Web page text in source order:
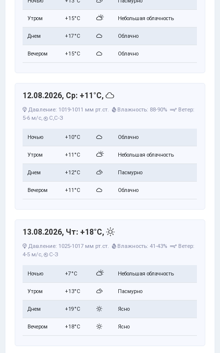
Утром +15°C Небольшая облачность
Днем +17°C Облачно
Вечером +15°C Облачно
12.08.2026, Ср: +11°C,
Давление: 1019-1011 мм рт.ст. Влажность: 88-90%
Ветер:
5-6 м/с, С,С-З
Ночью +10°C Облачно
Утром +11°C Небольшая облачность
Днем +12°C Пасмурно
Вечером +11°C Облачно
13.08.2026, Чт: +18°C,
Давление: 1025-1017 мм рт.ст. Влажность: 41-43%
Ветер:
4-5 м/с, С-З
Ночью +7°C Небольшая облачность
Утром +13°C Пасмурно
Днем +19°C Ясно
Вечером +18°C Ясно